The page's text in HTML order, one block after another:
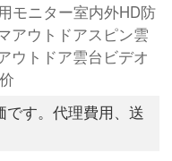
モニター室内外HD防
アウトドアスピン雲
ウトドア雲台ビデオ
です。代理費用、送